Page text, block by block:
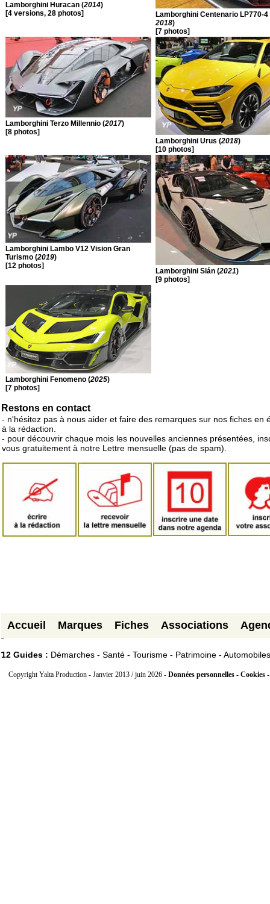
Lamborghini Huracan (2014)
[4 versions, 28 photos]
Lamborghini Centenario LP770-4
2018)
[7 photos]
Lamborghini Terzo Millennio (2017)
[8 photos]
Lamborghini Urus (2018)
[10 photos]
Lamborghini Lambo V12 Vision Gran
Turismo (2019)
[12 photos]
Lamborghini Sián (2021)
[9 photos]
Lamborghini Fenomeno (2025)
[7 photos]
Restons en contact
- n'hésitez pas à nous aider et faire des remarques sur nos fiches en
à la rédaction.
- pour découvrir chaque mois les nouvelles anciennes présentées,
vous gratuitement à notre Lettre mensuelle (pas de spam).
Accueil Marques Fiches Associations
12 Guides : Démarches - Santé - Tourisme - Patrimoine - Automobiles
Copyright Yalta Production - Janvier 2013 / juin 2026 - Données personnelles - Cookies